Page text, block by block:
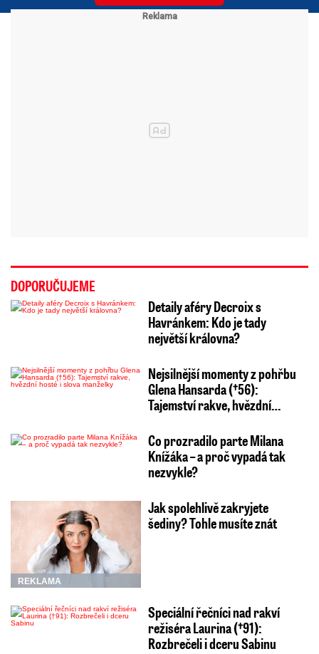
DOPORUČUJEME
Detaily aféry Decroix s
Havránkem: Kdo je tady
největší královna?
Nejsilnější momenty z pohřbu
Glena Hansarda (†56):
Tajemství rakve, hvězdní…
Co prozradilo parte Milana
Knížáka – a proč vypadá tak
nezvykle?
REKLAMA
Jak spolehlivě zakryjete
šediny? Tohle musíte znát
Speciální řečníci nad rakví
režiséra Laurina (†91):
Rozbrečeli i dceru Sabinu